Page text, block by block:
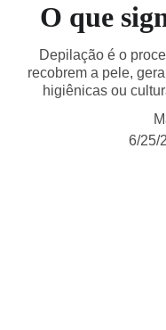
O que
Depilação é o
recobrem a pele,
higiênicas ou
6/25/